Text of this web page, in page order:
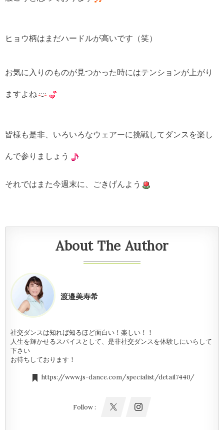
ヒョウ柄はまだハードルが高いです（笑）
お気に入りのものが見つかった時にはテンションが上がり
ますよね
皆様も是非、いろいろなウェアーに挑戦してダンスを楽し
んで参りましょう
それではまた今週末に、ごきげんよう
About The Author
渡邉美寿希
社交ダンスは知れば知るほど面白い！楽しい！！
人生を輝かせるスパイスとして、是非社交ダンスを体験しにいらして
下さい
お待ちしております！
https://www.js-dance.com/specialist/detail7440/
Follow :